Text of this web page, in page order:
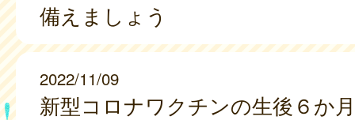
備えましょう
2022/11/09
新型コロナワクチンの生後６か